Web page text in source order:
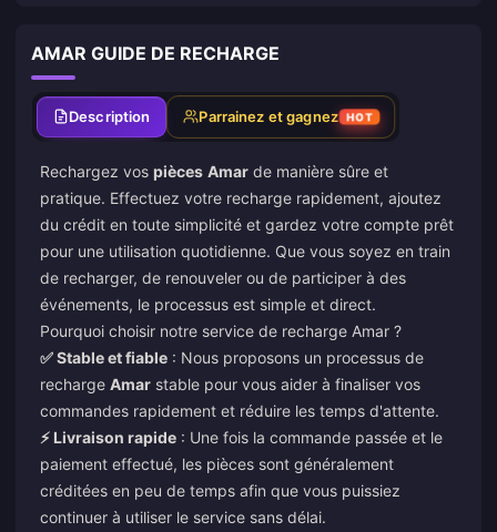
AMAR GUIDE DE RECHARGE
Description Parrainez et gagnez HOT
Rechargez vos pièces Amar de manière sûre et
pratique. Effectuez votre recharge rapidement, ajoutez
du crédit en toute simplicité et gardez votre compte prêt
pour une utilisation quotidienne. Que vous soyez en train
de recharger, de renouveler ou de participer à des
événements, le processus est simple et direct.
Pourquoi choisir notre service de recharge Amar ?
✅ Stable et fiable : Nous proposons un processus de
recharge Amar stable pour vous aider à finaliser vos
commandes rapidement et réduire les temps d'attente.
⚡ Livraison rapide : Une fois la commande passée et le
paiement effectué, les pièces sont généralement
créditées en peu de temps afin que vous puissiez
continuer à utiliser le service sans délai.